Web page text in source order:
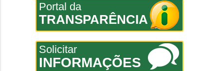
Portal da
TRANSPARÊNCIA
Solicitar
INFORMAÇÕES